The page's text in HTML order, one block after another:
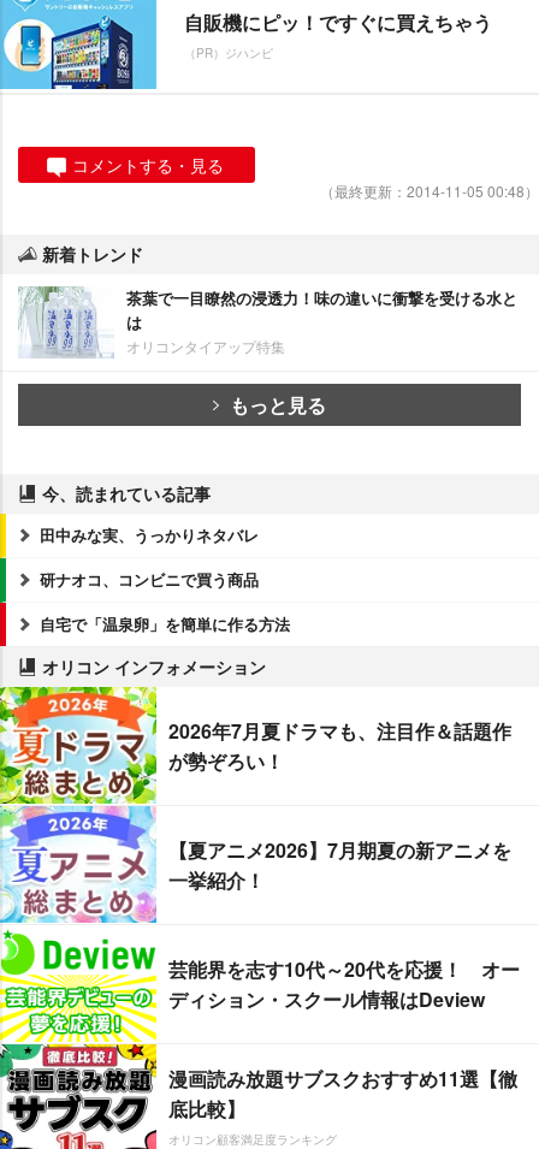
自販機にピッ！ですぐに買えちゃう
（PR）ジハンピ
コメントする・見る
（最終更新：2014-11-05 00:48）
新着トレンド
茶葉で一目瞭然の浸透力！味の違いに衝撃を受ける水と
は
オリコンタイアップ特集
もっと見る
今、読まれている記事
田中みな実、うっかりネタバレ
研ナオコ、コンビニで買う商品
自宅で「温泉卵」を簡単に作る方法
オリコン インフォメーション
2026年7月夏ドラマも、注目作＆話題作
が勢ぞろい！
【夏アニメ2026】7月期夏の新アニメを
一挙紹介！
芸能界を志す10代～20代を応援！ オー
ディション・スクール情報はDeview
漫画読み放題サブスクおすすめ11選【徹
底比較】
オリコン顧客満足度ランキング